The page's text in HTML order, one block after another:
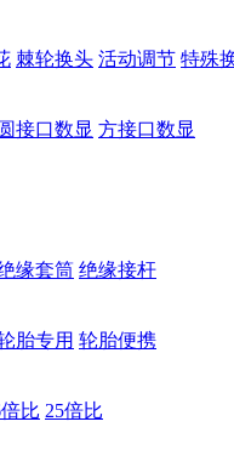
棘轮换头 活动调节 特殊
圆接口数显 方接口数显
缘套筒 绝缘接杆
胎专用 轮胎便携
比 25倍比